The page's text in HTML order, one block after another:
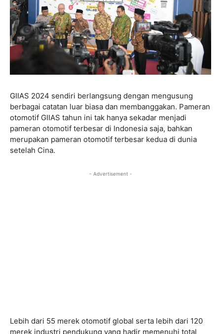
GIIAS 2024 sendiri berlangsung dengan mengusung
berbagai catatan luar biasa dan membanggakan. Pameran
otomotif GIIAS tahun ini tak hanya sekadar menjadi
pameran otomotif terbesar di Indonesia saja, bahkan
merupakan pameran otomotif terbesar kedua di dunia
setelah Cina.
- Advertisement -
Lebih dari 55 merek otomotif global serta lebih dari 120
merek industri pendukung yang hadir memenuhi total